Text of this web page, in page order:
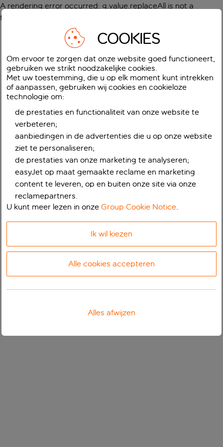
A rendering error occurred: g.value.replaceAll is not a
function
COOKIES
Om ervoor te zorgen dat onze website goed functioneert,
gebruiken we strikt noodzakelijke cookies.
Met uw toestemming, die u op elk moment kunt intrekken
of aanpassen, gebruiken wij cookies en cookieloze
technologie om:
de prestaties en functionaliteit van onze website te
verbeteren;
aanbiedingen in de advertenties die u op onze website
ziet te personaliseren;
de prestaties van onze marketing te analyseren;
easyJet op maat gemaakte reclame en marketing
content te leveren, op en buiten onze site via onze
reclamepartners.
U kunt meer lezen in onzeGroup Cookie Notice.
Ik wil kiezen
Alle cookies accepteren
Alles afwijzen